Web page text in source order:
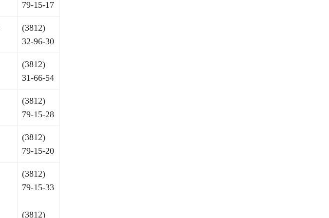
79-15-17
(3812)
32-96-30
(3812)
31-66-54
(3812)
79-15-28
(3812)
79-15-20
(3812)
79-15-33
(3812)